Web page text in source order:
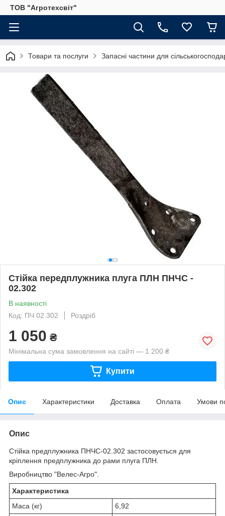
ТОВ "Агротехсвіт"
Товари та послуги Запасні частини для
Стійка передплужника плуга ПЛН ПНЧС -
02.302
В наявності
Код: ПЧ 02.302
Роздріб
1 050 ₴
Мінімальна сума замовлення на сайті — 1 200 ₴
Купити
Опис Характеристики Доставка Оплата Умови
Опис
Стійка предплужника ПНЧС-02.302 застосовується для
кріплення предплужника до рами плуга ПЛН.
Виробництво "Велес-Агро".
Характеристика
Маса (кг)
6,92